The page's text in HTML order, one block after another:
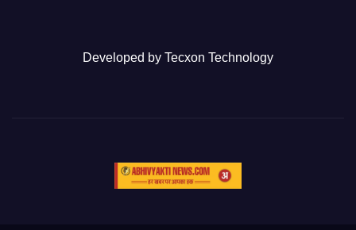
Developed by Tecxon Technology